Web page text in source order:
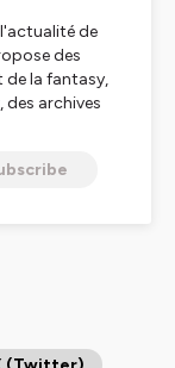
de
des
de la fantasy,
des archives
veut vivant
les fantasy,